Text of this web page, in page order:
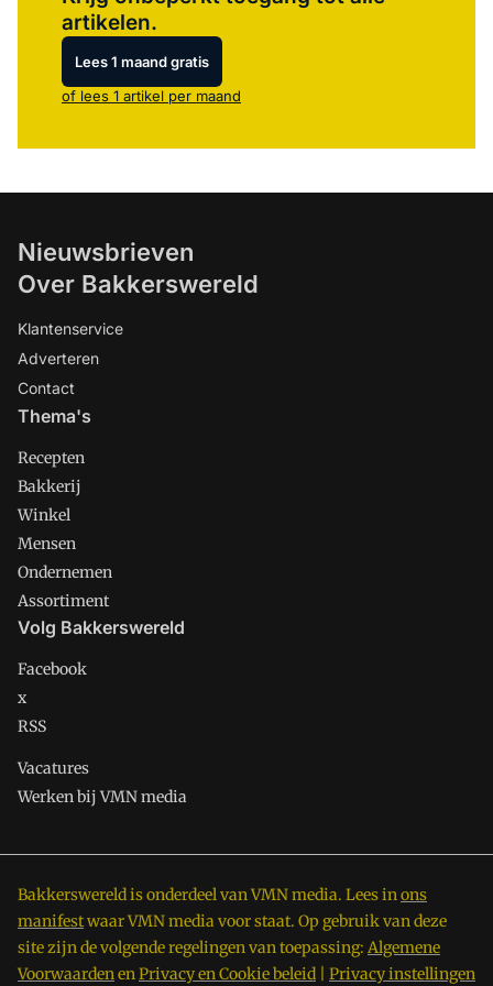
artikelen.
Lees 1 maand gratis
of lees 1 artikel per maand
Nieuwsbrieven
Over Bakkerswereld
Klantenservice
Adverteren
Contact
Thema's
Recepten
Bakkerij
Winkel
Mensen
Ondernemen
Assortiment
Volg Bakkerswereld
Facebook
x
RSS
Vacatures
Werken bij VMN media
Bakkerswereld is onderdeel van VMN media. Lees inons
manifestwaar VMN media voor staat. Op gebruik van deze
site zijn de volgende regelingen van toepassing: Algemene
VoorwaardenenPrivacy en Cookie beleid Privacy instellingen